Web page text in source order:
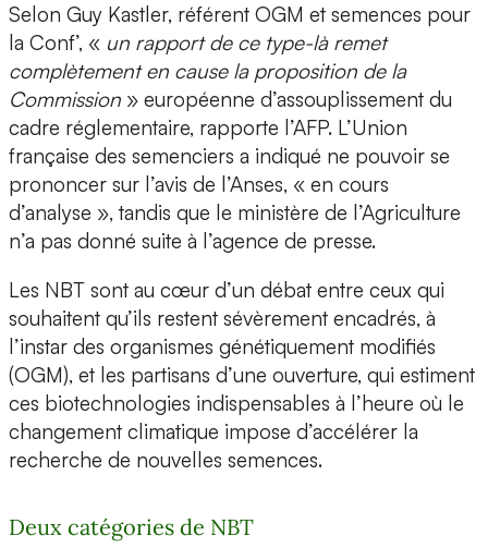
Selon Guy Kastler, référent OGM et semences pour
la Conf’, « un rapport de ce type-là remet
complètement en cause la proposition de la
Commission » européenne d’assouplissement du
cadre réglementaire, rapporte l’AFP. L’Union
française des semenciers a indiqué ne pouvoir se
prononcer sur l’avis de l’Anses, « en cours
d’analyse », tandis que le ministère de l’Agriculture
n’a pas donné suite à l’agence de presse.
Les NBT sont au cœur d’un débat entre ceux qui
souhaitent qu’ils restent sévèrement encadrés, à
l’instar des organismes génétiquement modifiés
(OGM), et les partisans d’une ouverture, qui estiment
ces biotechnologies indispensables à l’heure où le
changement climatique impose d’accélérer la
recherche de nouvelles semences.
Deux catégories de NBT